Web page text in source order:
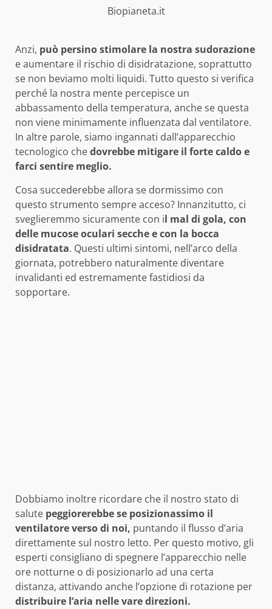
Biopianeta.it
Anzi, può persino stimolare la nostra sudorazione
e aumentare il rischio di disidratazione, soprattutto
se non beviamo molti liquidi. Tutto questo si verifica
perché la nostra mente percepisce un
abbassamento della temperatura, anche se questa
non viene minimamente influenzata dal ventilatore.
In altre parole, siamo ingannati dall’apparecchio
tecnologico chedovrebbe mitigare il forte caldo e
farci sentire meglio.
Cosa succederebbe allora se dormissimo con
questo strumento sempre acceso? Innanzitutto, ci
sveglieremmo sicuramente con il mal di gola, con
delle mucose oculari secche e con la bocca
disidratata. Questi ultimi sintomi, nell’arco della
giornata, potrebbero naturalmente diventare
invalidanti ed estremamente fastidiosi da
sopportare.
Dobbiamo inoltre ricordare che il nostro stato di
salute peggiorerebbe se posizionassimo il
ventilatore verso di noi, puntando il flusso d’aria
direttamente sul nostro letto. Per questo motivo, gli
esperti consigliano di spegnere l’apparecchio nelle
ore notturne o di posizionarlo ad una certa
distanza, attivando anche l’opzione di rotazione per
distribuire l’aria nelle vare direzioni.